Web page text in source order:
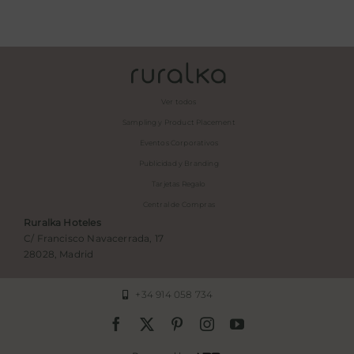
Ver todos
Sampling y Product Placement
Eventos Corporativos
Publicidad y Branding
Tarjetas Regalo
Central de Compras
Ruralka Hoteles
C/ Francisco Navacerrada, 17
28028, Madrid
+34 914 058 734